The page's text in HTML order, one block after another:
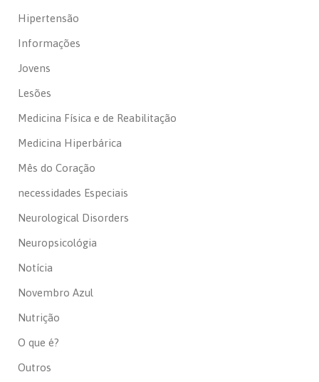
Hipertensão
Informações
Jovens
Lesões
Medicina Física e de Reabilitação
Medicina Hiperbárica
Mês do Coração
necessidades Especiais
Neurological Disorders
Neuropsicológia
Notícia
Novembro Azul
Nutrição
O que é?
Outros